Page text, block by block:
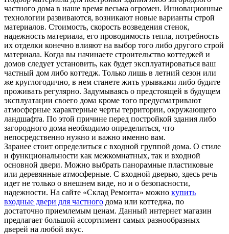
частного дома в наше время весьма огромен. Инновационные
технологии развиваются, возникают новые варианты строй
материалов. Стоимость, скорость возведения стенок,
надежность материала, его проводимость тепла, потребность
их отделки конечно влияют на выбор того либо другого строй
материала. Когда вы начинаете строительство коттеджей и
домов следует установить, как будет эксплуатироваться ваш
частный дом либо коттедж. Только лишь в летний сезон или
же круглогодично, в нем станете жить урывками либо будите
проживать регулярно. Задумываясь о предстоящей в будущем
эксплуатации своего дома кроме того предусматривают
атмосферные характерные черты территории, окружающего
ландшафта. По этой причине перед постройкой здания либо
загородного дома необходимо определиться, что
непосредственно нужно и важно именно вам.
Заранее стоит определиться с входной группой дома. О стиле
и функциональности как межкомнатных, так и входной
основной двери. Можно выбрать панорамные пластиковые
или деревянные атмосферные. С входной дверью, здесь речь
идет не только о внешнем виде, но и о безопасности,
надежности. На сайте «Склад Ремонта» можно купить
входные двери для частного дома или коттеджа, по
достаточно приемлемым ценам. Данный интернет магазин
предлагает большой ассортимент самых разнообразных
дверей на любой вкус.